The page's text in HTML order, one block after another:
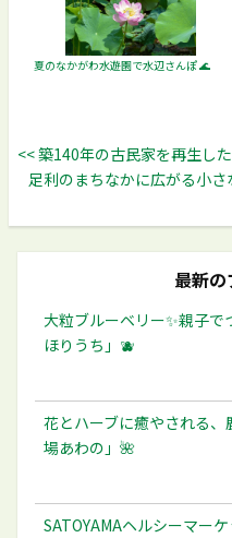
夏のなかがわ水遊園で水辺さんぽ 🌊
<< 築140年の古民家を再生し
足利のまちなかに広がる小
最新
大粒ブルーベリー✨️親子
ほりうち」🫐
花とハーブに癒やされる
場あわの」🌺
SATOYAMAヘルシーマー